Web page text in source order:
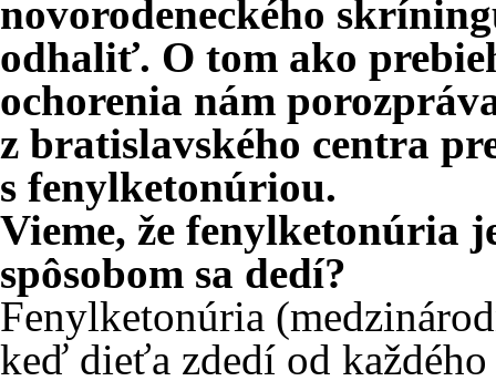
novorodeneckého
odhaliť. O tom ako
ochorenia nám
z bratislavského centra
s fenylketonúriou.
Vieme, že fenylketonúria
spôsobom sa dedí?
Fenylketonúria
keď dieťa zdedí od